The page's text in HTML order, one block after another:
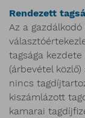
Rendezett
Az a
tagsága
(árbevétel
nincs
kiszámlázott
kamarai